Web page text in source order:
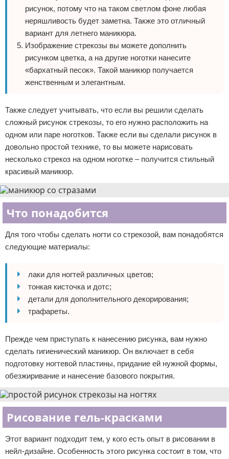
рисунок, потому что на таком светлом фоне любая
неряшливость будет заметна. Также это отличный
вариант для летнего маникюра.
Изображение стрекозы вы можете дополнить
рисунком цветка, а на другие ноготки нанесите
«бархатный песок». Такой маникюр получается
женственным и элегантным.
Также следует учитывать, что если вы решили сделать
сложный рисунок стрекозы, то его нужно расположить на
одном или паре ноготков. Также если вы сделали рисунок в
довольно простой технике, то вы можете нарисовать
несколько стрекоз на одном ноготке – получится стильный
красивый маникюр.
Что понадобится
Для того чтобы сделать ногти со стрекозой, вам понадобятся
следующие материалы:
лаки для ногтей различных цветов;
тонкая кисточка и дотс;
детали для дополнительного декорирования;
трафареты.
Прежде чем приступать к нанесению рисунка, вам нужно
сделать гигиенический маникюр. Он включает в себя
подготовку ногтевой пластины, придание ей нужной формы,
обезжиривание и нанесение базового покрытия.
Рисование гель-красками
Этот вариант подходит тем, у кого есть опыт в рисовании в
нейл-дизайне. Особенность этого рисунка состоит в том, что